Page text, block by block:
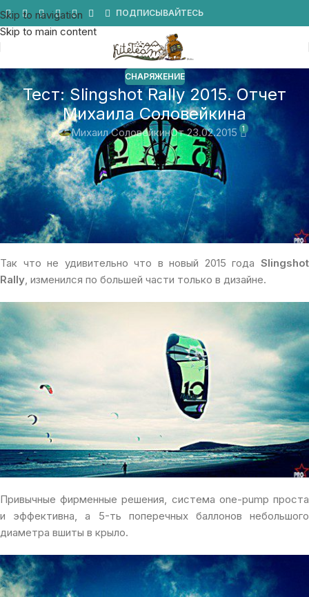
Skip to navigation
Skip to main content
ПОДПИСЫВАЙТЕСЬ
СНАРЯЖЕНИЕ
Тест: Slingshot Rally 2015. Отчет
Михаила Соловейкина
Михаил СоловейкинОт 23.02.2015 1
Модель Slingshot Rally давно стала синонимом
универсального кайта.
Открытый дельта С-шейп обладает хорошей тягой и самое
главное сохраняет адекватное управление с четкой
обратной связью в очень большом ветровом диапазоне.
Так что не удивительно что в новый 2015 года Slingshot
Rally, изменился по большей части только в дизайне.
Привычные фирменные решения, система one-pump проста
и эффективна, а 5-ть поперечных баллонов небольшого
диаметра вшиты в крыло.